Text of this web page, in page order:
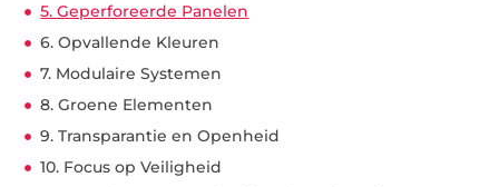
5. Geperforeerde Panelen
6. Opvallende Kleuren
7. Modulaire Systemen
8. Groene Elementen
9. Transparantie en Openheid
10. Focus op Veiligheid